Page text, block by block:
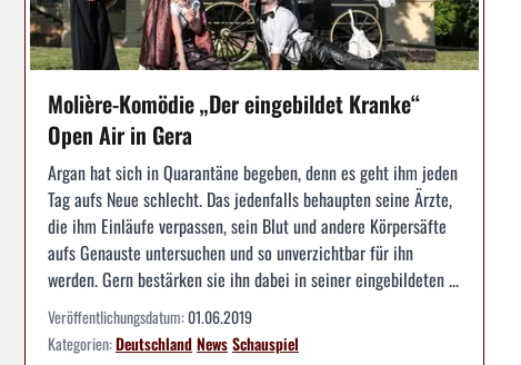
Molière-Komödie „Der eingebildet Kranke“
Open Air in Gera
Argan hat sich in Quarantäne begeben, denn es geht ihm jeden
Tag aufs Neue schlecht. Das jedenfalls behaupten seine Ärzte,
die ihm Einläufe verpassen, sein Blut und andere Körpersäfte
aufs Genauste untersuchen und so unverzichtbar für ihn
werden. Gern bestärken sie ihn dabei in seiner eingebildeten ...
Veröffentlichungsdatum:01.06.2019
Kategorien:DeutschlandNewsSchauspiel